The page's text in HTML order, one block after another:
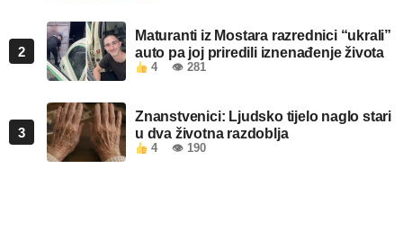
2
Maturanti iz Mostara razrednici “ukrali”
auto pa joj priredili iznenađenje života
4 👁 281
3
Znanstvenici: Ljudsko tijelo naglo stari
u dva životna razdoblja
4 👁 190